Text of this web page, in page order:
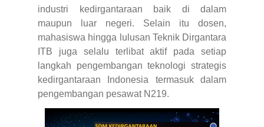
industri kedirgantaraan baik di dalam
maupun luar negeri. Selain itu dosen,
mahasiswa hingga lulusan Teknik Dirgantara
ITB juga selalu terlibat aktif pada setiap
langkah pengembangan teknologi strategis
kedirgantaraan Indonesia termasuk dalam
pengembangan pesawat N219.